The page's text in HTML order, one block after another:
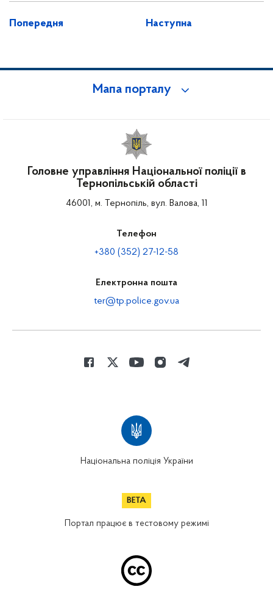
Попередня Наступна
Мапа порталу
Головне управління Національної поліції в
Тернопільській області
46001, м. Тернопіль, вул. Валова, 11
Телефон
+380 (352) 27-12-58
Електронна пошта
ter@tp.police.gov.ua
Національна поліція України
Портал працює в тестовому режимі